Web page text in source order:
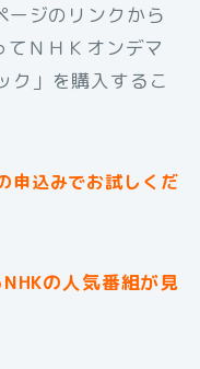
ジのリンクから
ＮＨＫオンデマ
ク」を購入するこ
申込みでお試しくだ
の人気番組が見